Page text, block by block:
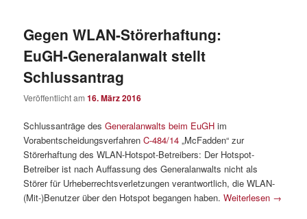
Gegen WLAN-Störerhaftung:
EuGH-Generalanwalt stellt
Schlussantrag
Veröffentlicht am16. März 2016
Schlussanträge desGeneralanwalts beim EuGH im
VorabentscheidungsverfahrenC-484/14 „McFadden“ zur
Störerhaftung des WLAN-Hotspot-Betreibers: Der Hotspot-
Betreiber ist nach Auffassung des Generalanwalts nicht als
Störer für Urheberrechtsverletzungen verantwortlich, die WLAN-
(Mit-)Benutzer über den Hotspot begangen haben.Weiterlesen →